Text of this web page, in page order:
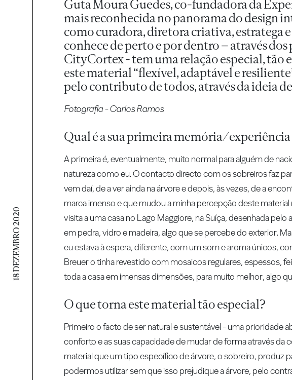
18 DEZEMBRO 2020
Guta Moura Guedes, co-fundadora da
mais reconhecida no panorama do design
como curadora, diretora criativa, estratega
conhece de perto e por dentro – através
CityCortex - tem uma relação especial,
este material “flexível, adaptável e
pelo contributo de todos, através da ideia
Fotografia - Carlos Ramos
Qual é a sua primeira memória/
A primeira é, eventualmente, muito normal para alguém de
natureza como eu. O contacto directo com os sobreiros faz
vem daí, de a ver ainda na árvore e depois, às vezes, de a
marca imenso e que mudou a minha percepção deste
visita a uma casa no Lago Maggiore, na Suíça, desenhada
em pedra, vidro e madeira, algo que se percebe do exterior.
eu estava à espera, diferente, com um som e aroma únicos,
Breuer o tinha revestido com mosaicos regulares, espessos,
toda a casa em imensas dimensões, para muito melhor, algo
O que torna este material tão especial?
Primeiro o facto de ser natural e sustentável - uma prioridade
conforto e as suas capacidade de mudar de forma através da
material que um tipo específico de árvore, o sobreiro, produz
podermos utilizar sem que isso prejudique a árvore, pelo